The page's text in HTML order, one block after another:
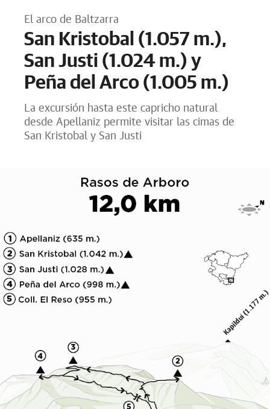
El arco de Baltzarra
San Kristobal (1.057 m.),
San Justi (1.024 m.) y
Peña del Arco (1.005 m.)
La excursión hasta este capricho natural
desde Apellaniz permite visitar las cimas de
San Kristobal y San Justi